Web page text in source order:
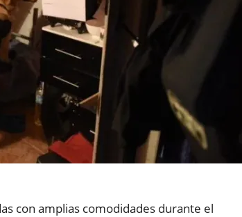
con amplias comodidades durante el